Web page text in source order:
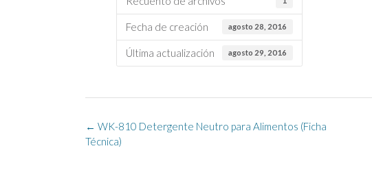
Fecha de creación agosto 28, 2016
Última actualización agosto 29, 2016
Navegación
de
← WK-810 Detergente Neutro para Alimentos (Ficha
Técnica)